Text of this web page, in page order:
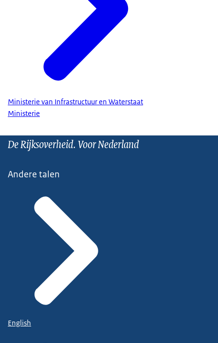
Ministerie van Infrastructuur en Waterstaat
Ministerie
De Rijksoverheid. Voor Nederland
Andere talen
English